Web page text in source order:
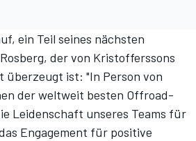
ein Teil seines nächsten
der von Kristofferssons
überzeugt ist: "In Person von
der weltweit besten Offroad-
Leidenschaft unseres Teams für
Engagement für positive